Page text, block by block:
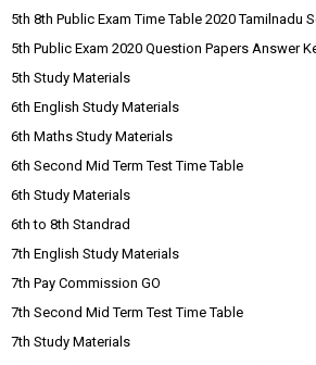
5th 8th Public Exam Time Table 2020 Tamilnadu
5th Public Exam 2020 Question Papers Answer
5th Study Materials
6th English Study Materials
6th Maths Study Materials
6th Second Mid Term Test Time Table
6th Study Materials
6th to 8th Standrad
7th English Study Materials
7th Pay Commission GO
7th Second Mid Term Test Time Table
7th Study Materials